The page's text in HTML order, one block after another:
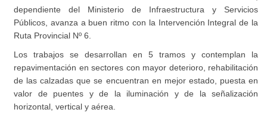
dependiente del Ministerio de Infraestructura y Servicios
Públicos, avanza a buen ritmo con la Intervención Integral de la
Ruta Provincial Nº 6.
Los trabajos se desarrollan en 5 tramos y contemplan la
repavimentación en sectores con mayor deterioro, rehabilitación
de las calzadas que se encuentran en mejor estado, puesta en
valor de puentes y de la iluminación y de la señalización
horizontal, vertical y aérea.